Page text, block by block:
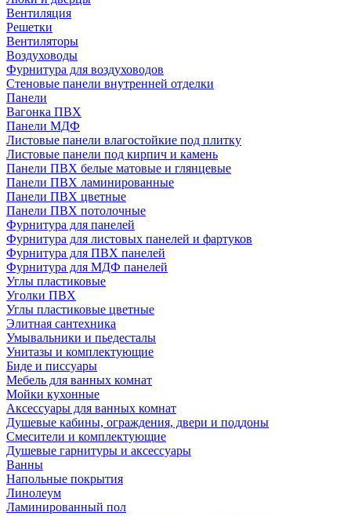
Вентиляция
Решетки
Вентиляторы
Воздуховоды
Фурнитура для воздуховодов
Стеновые панели внутренней отделки
Панели
Вагонка ПВХ
Панели МДФ
Листовые панели влагостойкие под плитку
Листовые панели под кирпич и камень
Панели ПВХ белые матовые и глянцевые
Панели ПВХ ламинированные
Панели ПВХ цветные
Панели ПВХ потолочные
Фурнитура для панелей
Фурнитура для листовых панелей и фартуков
Фурнитура для ПВХ панелей
Фурнитура для МДФ панелей
Углы пластиковые
Уголки ПВХ
Углы пластиковые цветные
Элитная сантехника
Умывальники и пьедесталы
Унитазы и комплектующие
Биде и писсуары
Мебель для ванных комнат
Мойки кухонные
Аксессуары для ванных комнат
Душевые кабины, ограждения, двери и поддоны
Смесители и комплектующие
Душевые гарнитуры и аксессуары
Ванны
Напольные покрытия
Линолеум
Ламинированный пол